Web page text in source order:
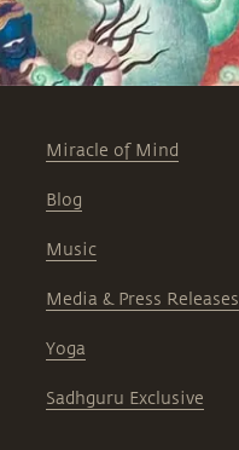
Miracle of Mind
Blog
Music
Media & Press Releases
Yoga
Sadhguru Exclusive